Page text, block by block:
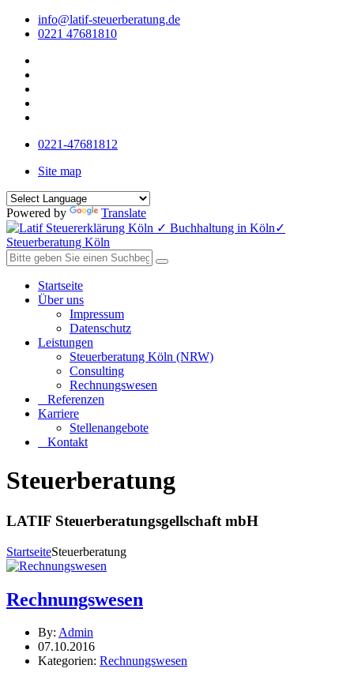
info@latif-steuerberatung.de
0221 47681810
0221-47681812
Site map
Powered by Translate
Startseite
Über uns
Impressum
Datenschutz
Leistungen
Steuerberatung Köln (NRW)
Consulting
Rechnungswesen
Referenzen
Karriere
Stellenangebote
Kontakt
Steuerberatung
LATIF Steuerberatungsgellschaft mbH
StartseiteSteuerberatung
Rechnungswesen
By: Admin
07.10.2016
Kategorien: Rechnungswesen